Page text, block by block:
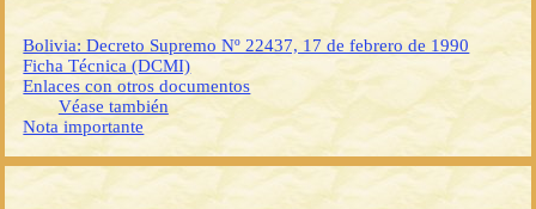
Bolivia: Decreto Supremo Nº 22437, 17 de febrero de 1990
Ficha Técnica (DCMI)
Enlaces con otros documentos
Véase también
Nota importante